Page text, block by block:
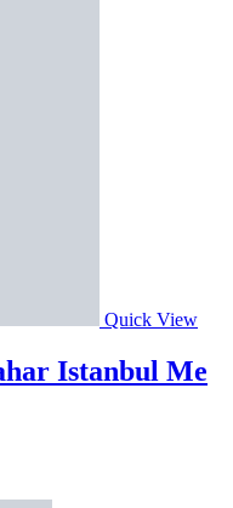
Quick View
Istanbul Me